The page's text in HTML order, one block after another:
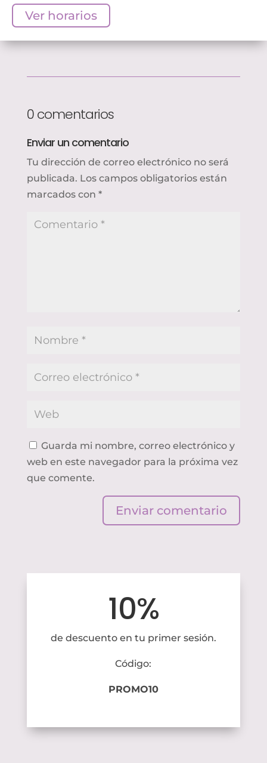
Ver horarios
0 comentarios
Enviar un comentario
Tu dirección de correo electrónico no será
publicada. Los campos obligatorios están
marcados con *
Guarda mi nombre, correo electrónico y
web en este navegador para la próxima vez
que comente.
Enviar comentario
10%
de descuento en tu primer sesión.
Código:
PROMO10